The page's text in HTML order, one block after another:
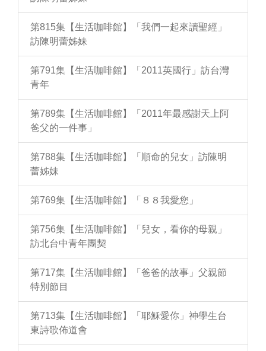
第815集【生活咖啡館】「我們一起來讀聖經」
訪陳明蕾姊妹
第791集【生活咖啡館】「2011英國行」訪台灣
青年
第789集【生活咖啡館】「2011年最感謝天上阿
爸父的一件事」
第788集【生活咖啡館】「順命的兒女」訪陳明
蕾姊妹
第769集【生活咖啡館】「８８我愛您」
第756集【生活咖啡館】「兒女，看你的母親」
訪北台中青年團契
第717集【生活咖啡館】「爸爸的故事」父親節
特別節目
第713集【生活咖啡館】「耶穌愛你」神學生台
東詩歌佈道會